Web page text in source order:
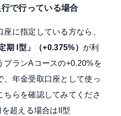
で行っている場合
に指定している方なら、
期 I型」（+0.375%） が利
プランAコースの+0.20%を
、年金受取口座として使っ
ちらを確認してみてくださ
超える場合はII型